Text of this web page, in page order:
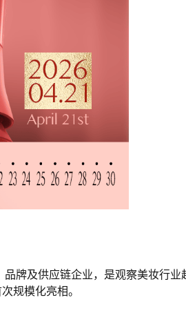
牌及供应链企业，是观察美妆行
规模化亮相。